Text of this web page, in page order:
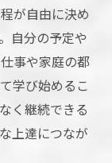
寧に学ぶ方
嬉しさとは
無理なく学
し方
が自由に決め
自分の予定や
事や家庭の都
学び始めるこ
く継続できる
上達につなが